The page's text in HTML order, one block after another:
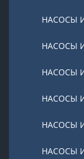
НАСОСЫ И
НАСОСЫ И
НАСОСЫ И
НАСОСЫ И
НАСОСЫ И
НАСОСЫ